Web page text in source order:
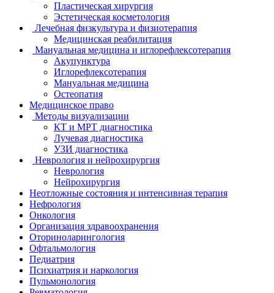
Пластическая хирургия
Эстетическая косметология
Лечебная физкультура и физиотерапия
Медицинская реабилитация
Мануальная медицина и иглорефлексотерапия
Акупунктура
Иглорефлексотерапия
Мануальная медицина
Остеопатия
Медицинское право
Методы визуализации
КТ и МРТ диагностика
Лучевая диагностика
УЗИ диагностика
Неврология и нейрохирургия
Неврология
Нейрохирургия
Неотложные состояния и интенсивная терапия
Нефрология
Онкология
Организация здравоохранения
Оториноларингология
Офтальмология
Педиатрия
Психиатрия и наркология
Пульмонология